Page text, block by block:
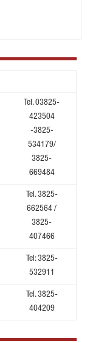
Tel. 03825-
423504
-3825-
534179/
3825-
669484
Tel. 3825-
662564 /
3825-
407466
Tel: 3825-
532911
Tel. 3825-
404209